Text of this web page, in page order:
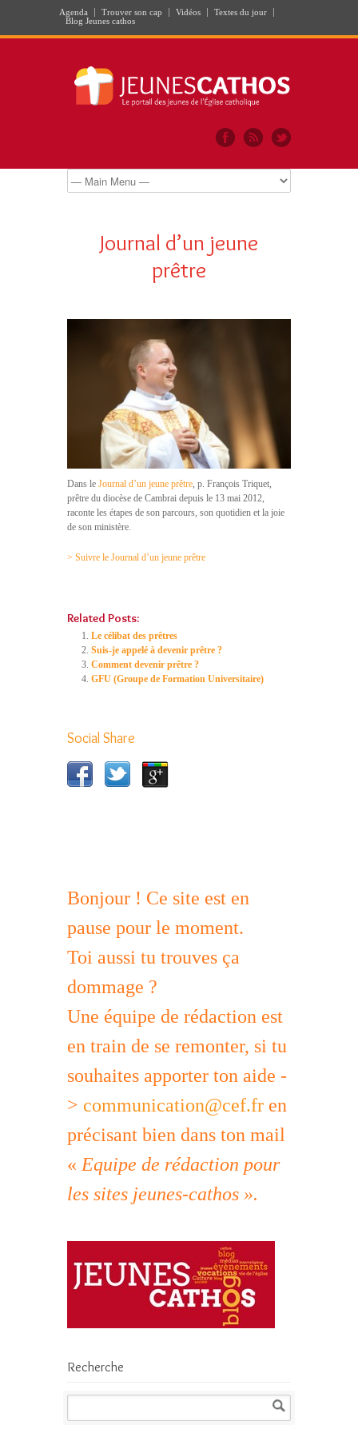
Agenda Trouver son cap Vidéos
Textes du jour
Blog Jeunes cathos
Journal d’un jeune
prêtre
Dans le Journal d’un jeune prêtre, p. François Triquet,
prêtre du diocèse de Cambrai depuis le 13 mai 2012,
raconte les étapes de son parcours, son quotidien et la joie
de son ministère.
> Suivre le Journal d’un jeune prêtre
Related Posts:
Le célibat des prêtres
Suis-je appelé à devenir prêtre ?
Comment devenir prêtre ?
GFU (Groupe de Formation Universitaire)
Social Share
Bonjour ! Ce site est en
pause pour le moment.
Toi aussi tu trouves ça
dommage ?
Une équipe de rédaction est
en train de se remonter, si tu
souhaites apporter ton aide -
> communication@cef.fr en
précisant bien dans ton mail
« Equipe de rédaction pour
les sites jeunes-cathos ».
Recherche